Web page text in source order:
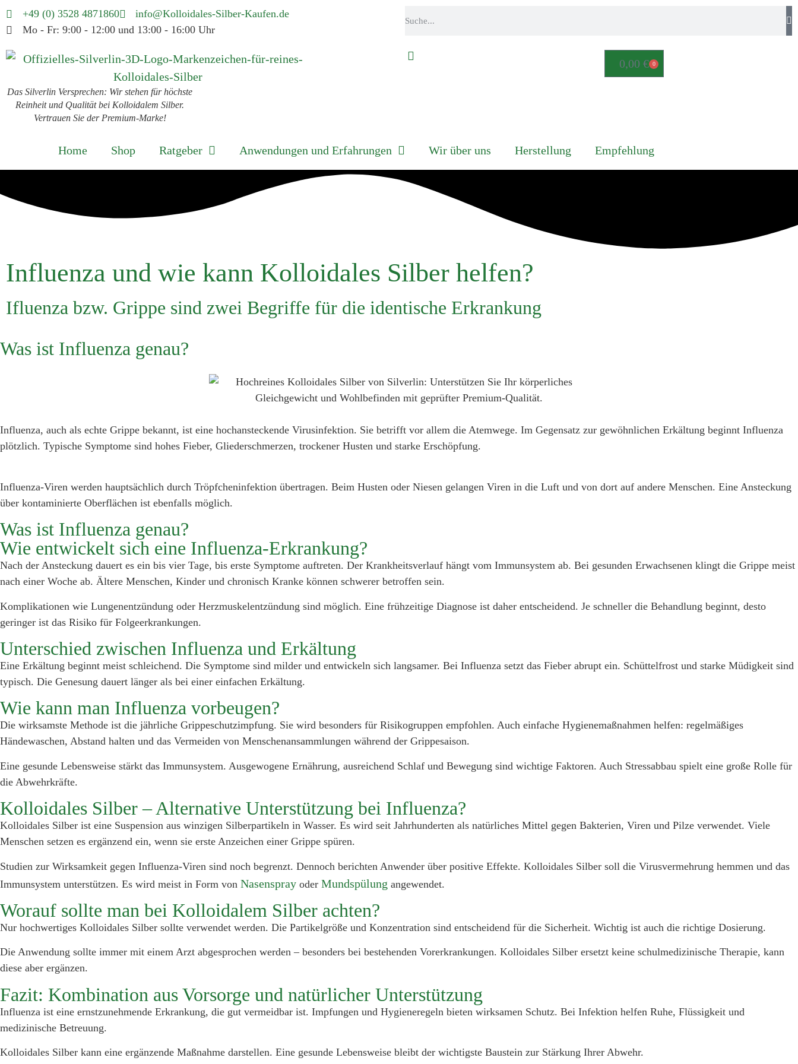
+49 (0) 3528 4871860
info@Kolloidales-Silber-Kaufen.de
Mo - Fr: 9:00 - 12:00 und 13:00 - 16:00 Uhr
Das Silverlin Versprechen: Wir stehen für höchste
Reinheit und Qualität bei Kolloidalem Silber.
Vertrauen Sie der Premium-Marke!
0,00 € 0
Home Shop Ratgeber Anwendungen und Erfahrungen Wir über uns Herstellung Empfehlung
Influenza und wie kann Kolloidales Silber helfen?
Ifluenza bzw. Grippe sind zwei Begriffe für die identische Erkrankung
Was ist Influenza genau?
Influenza, auch als echte Grippe bekannt, ist eine hochansteckende Virusinfektion. Sie betrifft vor allem die Atemwege. Im Gegensatz zur gewöhnlichen Erkältung beginnt Influenza
plötzlich. Typische Symptome sind hohes Fieber, Gliederschmerzen, trockener Husten und starke Erschöpfung.
Influenza-Viren werden hauptsächlich durch Tröpfcheninfektion übertragen. Beim Husten oder Niesen gelangen Viren in die Luft und von dort auf andere Menschen. Eine Ansteckung
über kontaminierte Oberflächen ist ebenfalls möglich.
Was ist Influenza genau?
Wie entwickelt sich eine Influenza-Erkrankung?
Nach der Ansteckung dauert es ein bis vier Tage, bis erste Symptome auftreten. Der Krankheitsverlauf hängt vom Immunsystem ab. Bei gesunden Erwachsenen klingt die Grippe meist
nach einer Woche ab. Ältere Menschen, Kinder und chronisch Kranke können schwerer betroffen sein.
Komplikationen wie Lungenentzündung oder Herzmuskelentzündung sind möglich. Eine frühzeitige Diagnose ist daher entscheidend. Je schneller die Behandlung beginnt, desto
geringer ist das Risiko für Folgeerkrankungen.
Unterschied zwischen Influenza und Erkältung
Eine Erkältung beginnt meist schleichend. Die Symptome sind milder und entwickeln sich langsamer. Bei Influenza setzt das Fieber abrupt ein. Schüttelfrost und starke Müdigkeit sind
typisch. Die Genesung dauert länger als bei einer einfachen Erkältung.
Wie kann man Influenza vorbeugen?
Die wirksamste Methode ist die jährliche Grippeschutzimpfung. Sie wird besonders für Risikogruppen empfohlen. Auch einfache Hygienemaßnahmen helfen: regelmäßiges
Händewaschen, Abstand halten und das Vermeiden von Menschenansammlungen während der Grippesaison.
Eine gesunde Lebensweise stärkt das Immunsystem. Ausgewogene Ernährung, ausreichend Schlaf und Bewegung sind wichtige Faktoren. Auch Stressabbau spielt eine große Rolle für
die Abwehrkräfte.
Kolloidales Silber – Alternative Unterstützung bei Influenza?
Kolloidales Silber ist eine Suspension aus winzigen Silberpartikeln in Wasser. Es wird seit Jahrhunderten als natürliches Mittel gegen Bakterien, Viren und Pilze verwendet. Viele
Menschen setzen es ergänzend ein, wenn sie erste Anzeichen einer Grippe spüren.
Studien zur Wirksamkeit gegen Influenza-Viren sind noch begrenzt. Dennoch berichten Anwender über positive Effekte. Kolloidales Silber soll die Virusvermehrung hemmen und das
Immunsystem unterstützen. Es wird meist in Form von Nasenspray oder Mundspülung angewendet.
Worauf sollte man bei Kolloidalem Silber achten?
Nur hochwertiges Kolloidales Silber sollte verwendet werden. Die Partikelgröße und Konzentration sind entscheidend für die Sicherheit. Wichtig ist auch die richtige Dosierung.
Die Anwendung sollte immer mit einem Arzt abgesprochen werden – besonders bei bestehenden Vorerkrankungen. Kolloidales Silber ersetzt keine schulmedizinische Therapie, kann
diese aber ergänzen.
Fazit: Kombination aus Vorsorge und natürlicher Unterstützung
Influenza ist eine ernstzunehmende Erkrankung, die gut vermeidbar ist. Impfungen und Hygieneregeln bieten wirksamen Schutz. Bei Infektion helfen Ruhe, Flüssigkeit und
medizinische Betreuung.
Kolloidales Silber kann eine ergänzende Maßnahme darstellen. Eine gesunde Lebensweise bleibt der wichtigste Baustein zur Stärkung Ihrer Abwehr.